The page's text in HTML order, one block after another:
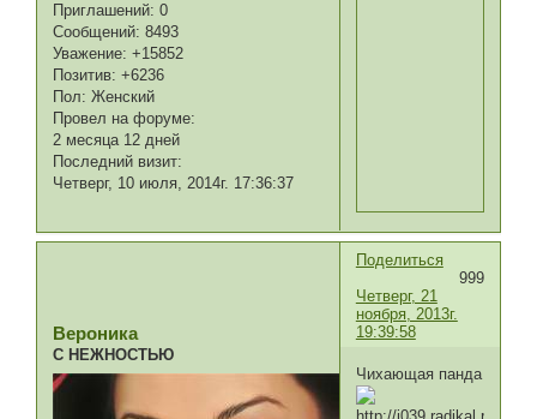
Приглашений: 0
Сообщений: 8493
Уважение: +15852
Позитив: +6236
Пол: Женский
Провел на форуме:
2 месяца 12 дней
Последний визит:
Четверг, 10 июля, 2014г. 17:36:37
Поделиться
999
Четверг, 21
ноября, 2013г.
19:39:58
Вероника
С НЕЖНОСТЬЮ
Чихающая панда